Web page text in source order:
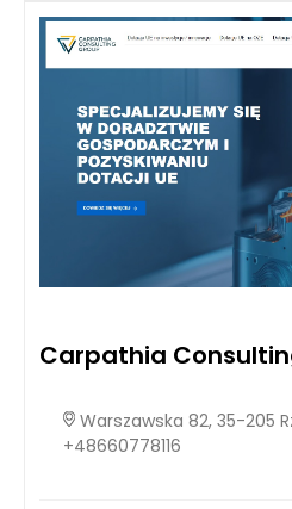
Carpathia
Warszawska 82, 35-205
+48660778116